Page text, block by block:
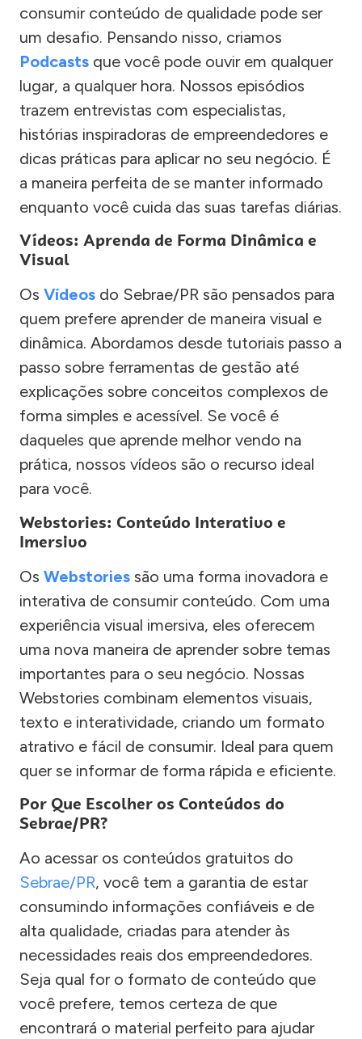
consumir conteúdo de qualidade pode ser
um desafio. Pensando nisso, criamos
Podcasts que você pode ouvir em qualquer
lugar, a qualquer hora. Nossos episódios
trazem entrevistas com especialistas,
histórias inspiradoras de empreendedores e
dicas práticas para aplicar no seu negócio. É
a maneira perfeita de se manter informado
enquanto você cuida das suas tarefas diárias.
Vídeos: Aprenda de Forma Dinâmica e
Visual
Os Vídeos do Sebrae/PR são pensados para
quem prefere aprender de maneira visual e
dinâmica. Abordamos desde tutoriais passo a
passo sobre ferramentas de gestão até
explicações sobre conceitos complexos de
forma simples e acessível. Se você é
daqueles que aprende melhor vendo na
prática, nossos vídeos são o recurso ideal
para você.
Webstories: Conteúdo Interativo e
Imersivo
Os Webstories são uma forma inovadora e
interativa de consumir conteúdo. Com uma
experiência visual imersiva, eles oferecem
uma nova maneira de aprender sobre temas
importantes para o seu negócio. Nossas
Webstories combinam elementos visuais,
texto e interatividade, criando um formato
atrativo e fácil de consumir. Ideal para quem
quer se informar de forma rápida e eficiente.
Por Que Escolher os Conteúdos do
Sebrae/PR?
Ao acessar os conteúdos gratuitos do
Sebrae/PR, você tem a garantia de estar
consumindo informações confiáveis e de
alta qualidade, criadas para atender às
necessidades reais dos empreendedores.
Seja qual for o formato de conteúdo que
você prefere, temos certeza de que
encontrará o material perfeito para ajudar